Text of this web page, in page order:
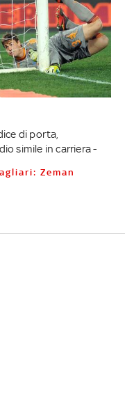
di porta,
simile in carriera -